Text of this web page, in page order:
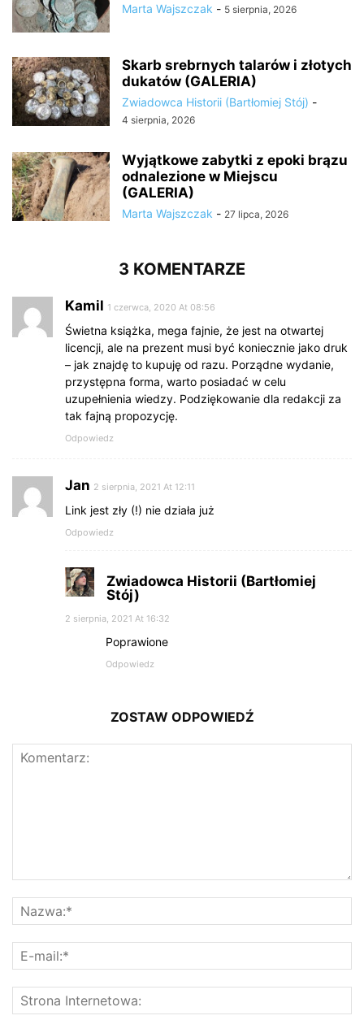
Marta Wajszczak - 5 sierpnia, 2026
Skarb srebrnych talarów i złotych
dukatów (GALERIA)
Zwiadowca Historii (Bartłomiej Stój) -
4 sierpnia, 2026
Wyjątkowe zabytki z epoki brązu
odnalezione w Miejscu
(GALERIA)
Marta Wajszczak - 27 lipca, 2026
3 KOMENTARZE
Kamil 1 czerwca, 2020 At 08:56
Świetna książka, mega fajnie, że jest na otwartej
licencji, ale na prezent musi być koniecznie jako druk
– jak znajdę to kupuję od razu. Porządne wydanie,
przystępna forma, warto posiadać w celu
uzupełnienia wiedzy. Podziękowanie dla redakcji za
tak fajną propozycję.
Odpowiedz
Jan 2 sierpnia, 2021 At 12:11
Link jest zły (!) nie działa już
Odpowiedz
Zwiadowca Historii (Bartłomiej
Stój)
2 sierpnia, 2021 At 16:32
Poprawione
Odpowiedz
ZOSTAW ODPOWIEDŹ